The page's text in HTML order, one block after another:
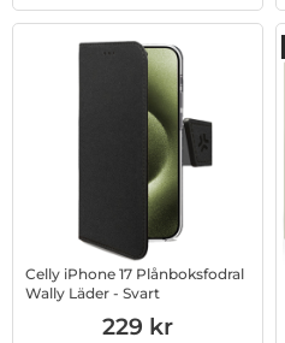
Celly iPhone 17 Plånboksfodral
Wally Läder - Svart
Art. nr 1002992732
229 kr